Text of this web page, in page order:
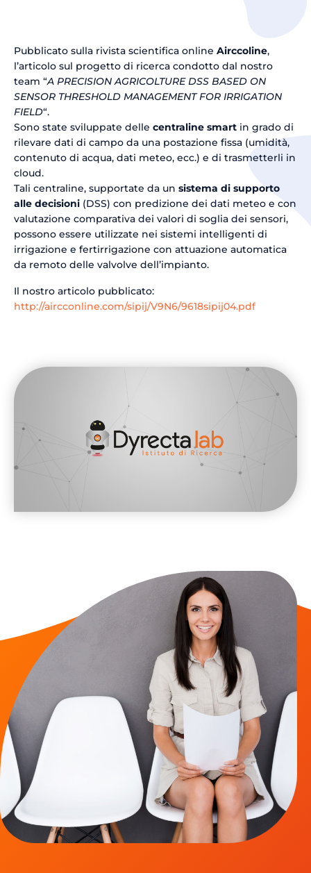
Pubblicato sulla rivista scientifica online Airccoline,
l’articolo sul progetto di ricerca condotto dal nostro
team “A PRECISION AGRICOLTURE DSS BASED ON
SENSOR THRESHOLD MANAGEMENT FOR IRRIGATION
FIELD“.
Sono state sviluppate delle centraline smart in grado di
rilevare dati di campo da una postazione fissa (umidità,
contenuto di acqua, dati meteo, ecc.) e di trasmetterli in
cloud.
Tali centraline, supportate da un sistema di supporto
alle decisioni (DSS) con predizione dei dati meteo e con
valutazione comparativa dei valori di soglia dei sensori,
possono essere utilizzate nei sistemi intelligenti di
irrigazione e fertirrigazione con attuazione automatica
da remoto delle valvolve dell’impianto.
Il nostro articolo pubblicato:
http://aircconline.com/sipij/V9N6/9618sipij04.pdf